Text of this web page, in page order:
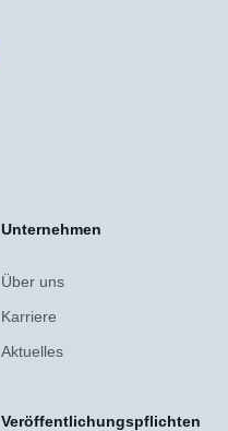
Unternehmen
Über uns
Karriere
Aktuelles
Veröffentlichungspflichten